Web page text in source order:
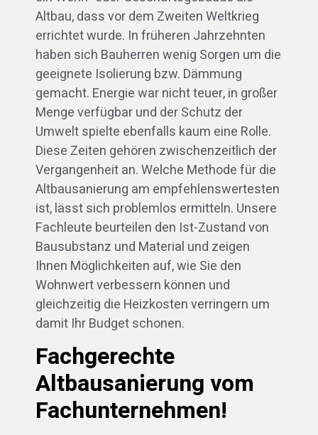
Altbau, dass vor dem Zweiten Weltkrieg
errichtet wurde. In früheren Jahrzehnten
haben sich Bauherren wenig Sorgen um die
geeignete Isolierung bzw. Dämmung
gemacht. Energie war nicht teuer, in großer
Menge verfügbar und der Schutz der
Umwelt spielte ebenfalls kaum eine Rolle.
Diese Zeiten gehören zwischenzeitlich der
Vergangenheit an. Welche Methode für die
Altbausanierung am empfehlenswertesten
ist, lässt sich problemlos ermitteln. Unsere
Fachleute beurteilen den Ist-Zustand von
Bausubstanz und Material und zeigen
Ihnen Möglichkeiten auf, wie Sie den
Wohnwert verbessern können und
gleichzeitig die Heizkosten verringern um
damit Ihr Budget schonen.
Fachgerechte
Altbausanierung vom
Fachunternehmen!